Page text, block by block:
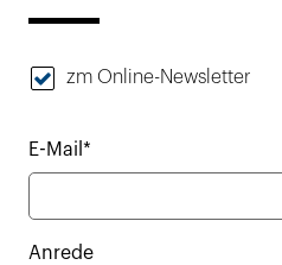
zm Online-Newsletter
E-Mail*
Anrede